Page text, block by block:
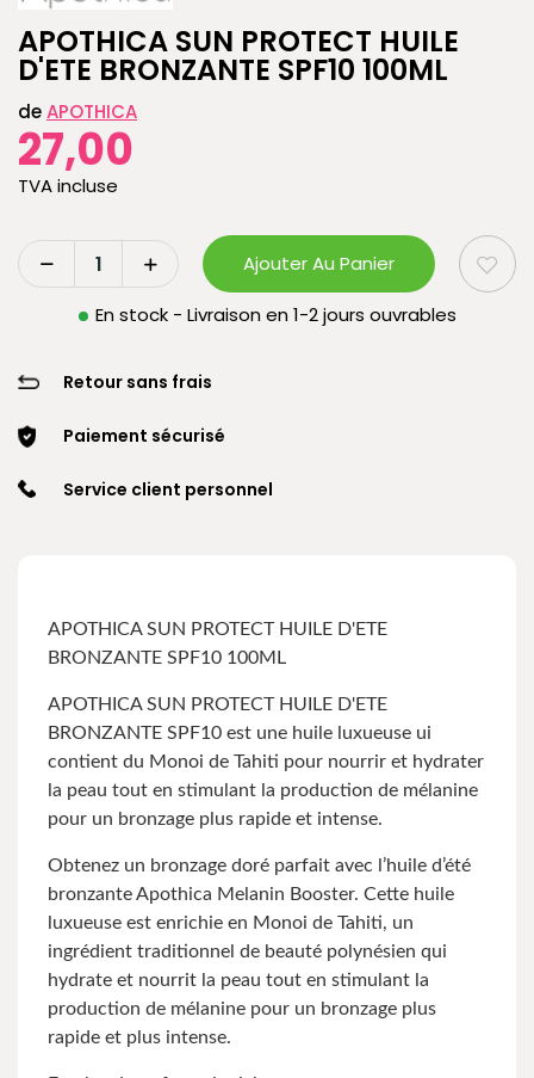
APOTHICA SUN PROTECT HUILE
D'ETE BRONZANTE SPF10 100ML
deAPOTHICA
27,00
TVA incluse
Ajouter Au Panier
En stock - Livraison en 1-2 jours ouvrables
Retour sans frais
Paiement sécurisé
Service client personnel
APOTHICA SUN PROTECT HUILE D'ETE
BRONZANTE SPF10 100ML
APOTHICA SUN PROTECT HUILE D'ETE
BRONZANTE SPF10 est une huile luxueuse ui
contient du Monoi de Tahiti pour nourrir et hydrater
la peau tout en stimulant la production de mélanine
pour un bronzage plus rapide et intense.
Obtenez un bronzage doré parfait avec l’huile d’été
bronzante Apothica Melanin Booster. Cette huile
luxueuse est enrichie en Monoi de Tahiti, un
ingrédient traditionnel de beauté polynésien qui
hydrate et nourrit la peau tout en stimulant la
production de mélanine pour un bronzage plus
rapide et plus intense.